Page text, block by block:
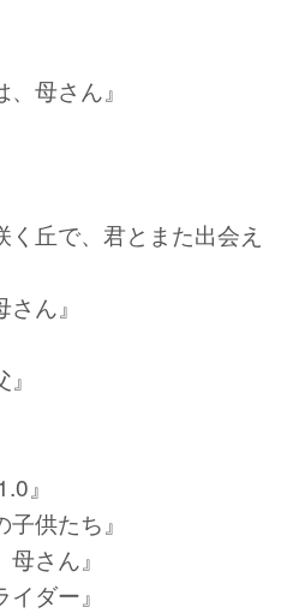
、母さん』
く丘で、君とまた出会え
ん』
』
子供たち』
母さん』
ダー』